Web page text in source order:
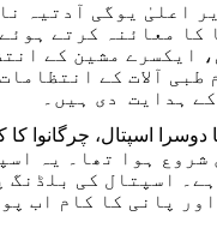
کو وزیر اعلیٰ یوگی آدتیہ
کا معائنہ کرتے
ایکسرے مشین کے
آلات کے
ہدایت دی ہیں۔
دوسرا اسپتال، چرگانوا کا
اکتوبر 2017 میں شروع ہوا تھا۔
اسپتال کی بلڈنگ
پانی کا کام اب